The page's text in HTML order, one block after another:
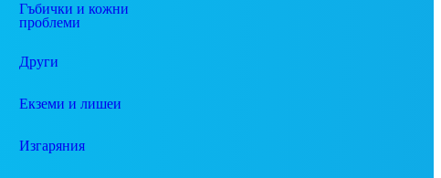
Гъбички и кожни
проблеми
Други
Екземи и лишеи
Изгаряния